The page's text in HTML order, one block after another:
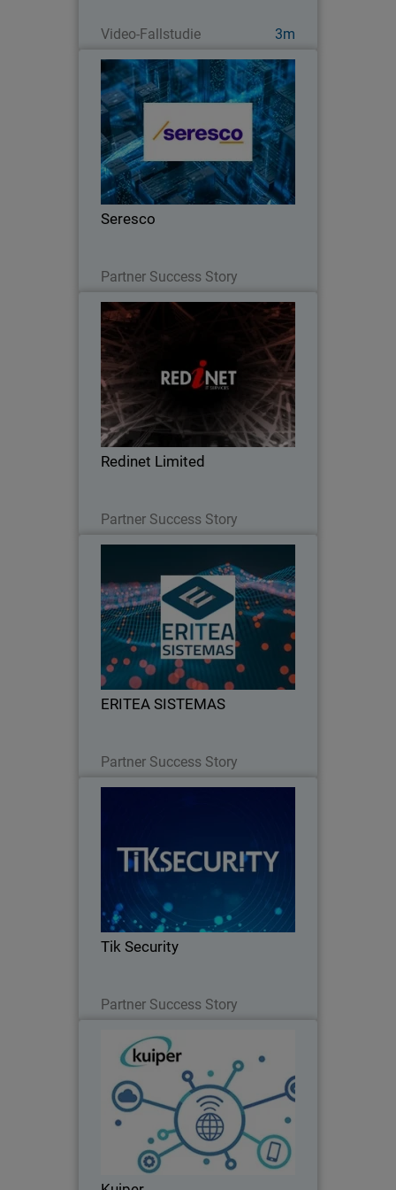
Video-Fallstudie 3m
Seresco
Partner Success Story
Seresco
Para adentrarse en el mundo de la
ciberseguridad como MSSP, Seresco
buscaba un partner con un programa
de canal estable y flexible como el de
Redinet Limited
Partner Success Story
Redinet Limited
Lea este artículo para conocer cómo
Redinet encontró en WatchGuard un
mejor servicio de detección y respuesta
de Threat Hunting
ERITEA SISTEMAS
Partner Success Story
ERITEA SISTEMAS elige a WatchGuard
como único proveedor de soluciones de
seguridad por la amplitud de su oferta y
su proyección.
Tik Security
Partner Success Story
Los servicios de WatchGuard han
permitido a Tik Security ofrecer a sus
administrados que van desde el punto
final hasta el perímetro.
La arquitectura de Unified Security
Platform® de WatchGuard ayuda a
Kuiper Technology a continuar
evolucionando y creciendo.